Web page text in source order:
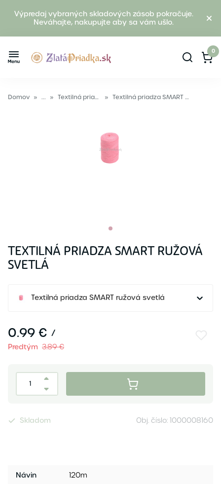
Výpredaj vybraných skladových zásob pokračuje.
Neváhajte, nakupujte aby sa vám ušlo.
0
Domov » ... » Textilná priadza » Textilná priadza SMART ružová svetlá
TEXTILNÁ PRIADZA SMART RUŽOVÁ
SVETLÁ
Textilná priadza SMART ružová svetlá
0.99 € /
Predtým 3.89 €
Skladom Obj. číslo: 1000008160
Návin
120m